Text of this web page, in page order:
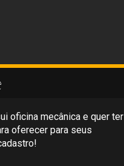
oficina mecânica e quer ter
oferecer para seus